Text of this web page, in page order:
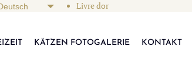
Livre dor
KÄTZEN FOTOGALERIE KONTAKT